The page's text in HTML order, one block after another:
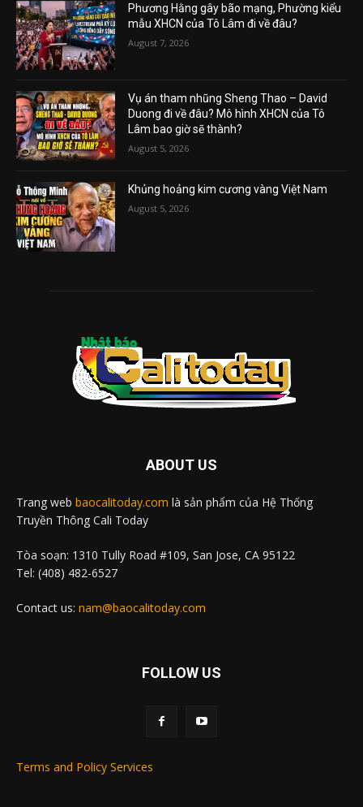
Phương Hằng gây bão mạng, Phường kiểu
mẫu XHCN của Tô Lâm đi về đâu?
August 7, 2026
Vụ án tham nhũng Sheng Thao – David
Duong đi về đâu? Mô hình XHCN của Tô
Lâm bao giờ sẽ thành?
August 5, 2026
Khủng hoảng kim cương vàng Việt Nam
August 5, 2026
ABOUT US
Trang web baocalitoday.com là sản phẩm của Hệ Thống
Truyền Thông Cali Today
Tòa soạn: 1310 Tully Road #109, San Jose, CA 95122
Tel: (408) 482-6527
Contact us: nam@baocalitoday.com
FOLLOW US
Terms and Policy Services